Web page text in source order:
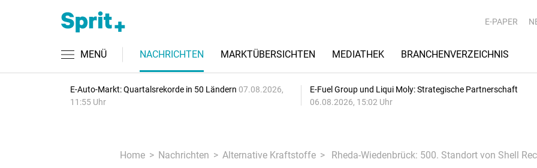
E-PAPER
MENÜ NACHRICHTEN MARKTÜBERSICHTEN MEDIATHEK BRANCHENVERZEICHNIS
E-Auto-Markt: Quartalsrekorde in 50 Ländern 07.08.2026,
11:55 Uhr
E-Fuel Group und Liqui Moly: Strategische Partnerschaft
06.08.2026, 15:02 Uhr
Home Nachrichten Alternative Kraftstoffe Rheda-Wiedenbrück: 500. Standort von Shell